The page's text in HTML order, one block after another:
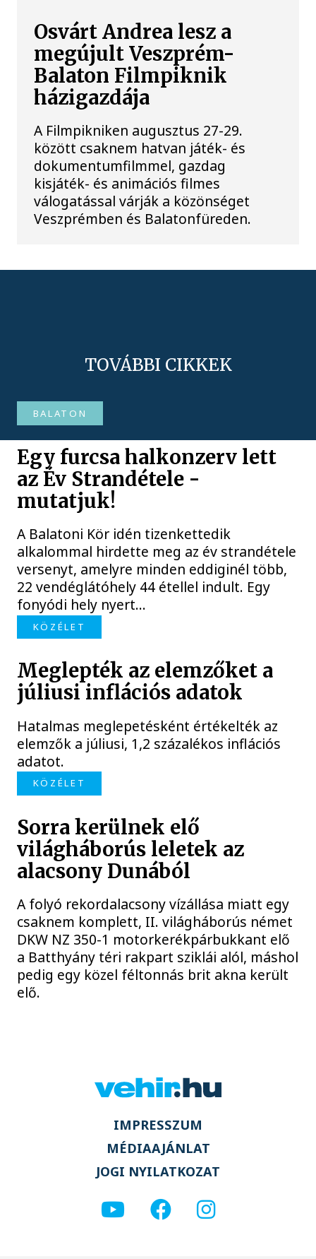
Osvárt Andrea lesz a
megújult Veszprém-
Balaton Filmpiknik
házigazdája
A Filmpikniken augusztus 27-29.
között csaknem hatvan játék- és
dokumentumfilmmel, gazdag
kisjáték- és animációs filmes
válogatással várják a közönséget
Veszprémben és Balatonfüreden.
TOVÁBBI CIKKEK
BALATON
Egy furcsa halkonzerv lett
az Év Strandétele -
mutatjuk!
A Balatoni Kör idén tizenkettedik
alkalommal hirdette meg az év strandétele
versenyt, amelyre minden eddiginél több,
22 vendéglátóhely 44 étellel indult. Egy
fonyódi hely nyert...
KÖZÉLET
Meglepték az elemzőket a
júliusi inflációs adatok
Hatalmas meglepetésként értékelték az
elemzők a júliusi, 1,2 százalékos inflációs
adatot.
KÖZÉLET
Sorra kerülnek elő
világháborús leletek az
alacsony Dunából
A folyó rekordalacsony vízállása miatt egy
csaknem komplett, II. világháborús német
DKW NZ 350-1 motorkerékpárbukkant elő
a Batthyány téri rakpart sziklái alól, máshol
pedig egy közel féltonnás brit akna került
elő.
IMPRESSZUM
MÉDIAAJÁNLAT
JOGI NYILATKOZAT